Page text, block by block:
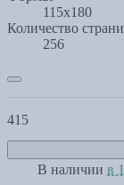
115х180
Количество
256
415
В наличии в